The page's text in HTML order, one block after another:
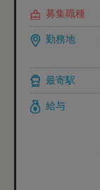
募集職種
勤務地
最寄駅
給与